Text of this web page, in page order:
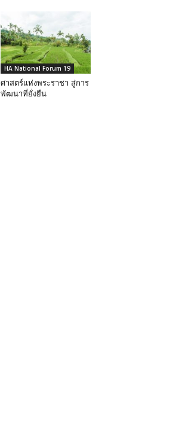
HA National Forum 19
ศาสตร์แห่งพระราชา สู่การ
พัฒนาที่ยั่งยืน